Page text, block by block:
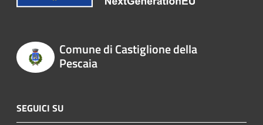
Comune di Castiglione della
Pescaia
SEGUICI SU